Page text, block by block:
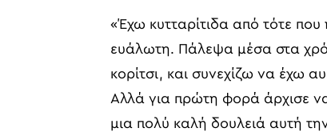
«Έχω κυτταρίτιδα από τότε
ευάλωτη. Πάλεψα μέσα στα
κορίτσι, και συνεχίζω να έχω
Αλλά για πρώτη φορά άρχισε να
μια πολύ καλή δουλειά αυτή